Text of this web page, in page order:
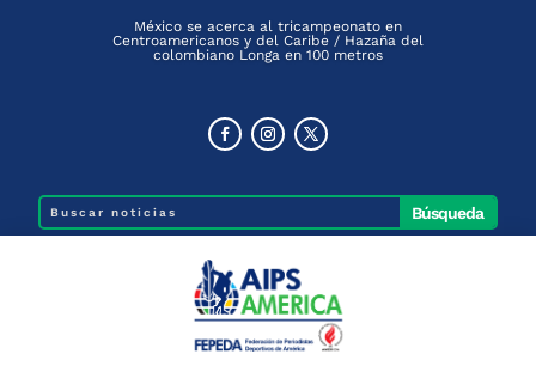
México se acerca al tricampeonato en
Centroamericanos y del Caribe / Hazaña del
colombiano Longa en 100 metros